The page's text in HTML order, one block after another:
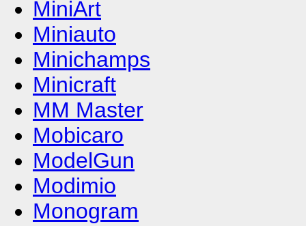
MiniArt
Miniauto
Minichamps
Minicraft
MM Master
Mobicaro
ModelGun
Modimio
Monogram